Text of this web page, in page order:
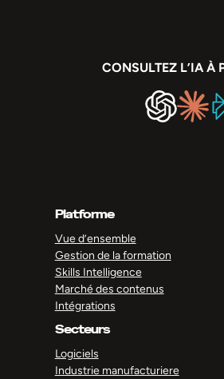
CONSULTEZ L’IA À
Platforme
Vue d’ensemble
Gestion de la formation
Skills Intelligence
Marché des contenus
Intégrations
Secteurs
Logiciels
Industrie manufacturiere